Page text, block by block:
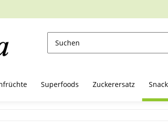
Superfoods Zuckerersatz